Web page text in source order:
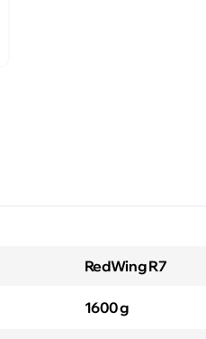
RedWing R7
1600 g